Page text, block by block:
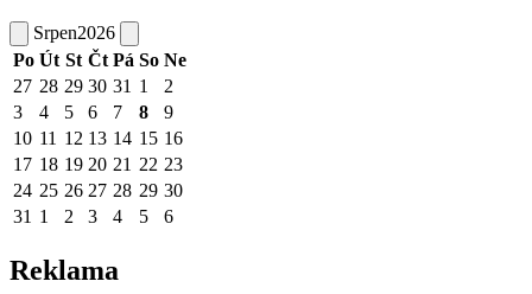
Srpen2026
Po Út St Čt Pá So Ne
27 28 29 30 31 1
2
3
4 5 6 7 8
9
10 11 12 13 14 15 16
17 18 19 20 21 22 23
24 25 26 27 28 29 30
31 1 2 3 4 5 6
Reklama